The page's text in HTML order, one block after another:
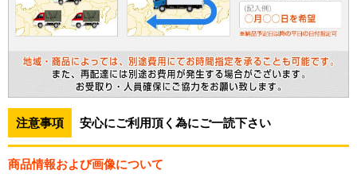
注意事項 安心にご利用頂く為にご一読下さい
商品情報および画像について